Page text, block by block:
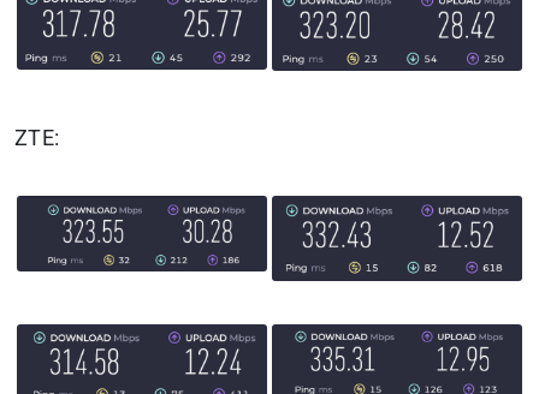
ZTE: